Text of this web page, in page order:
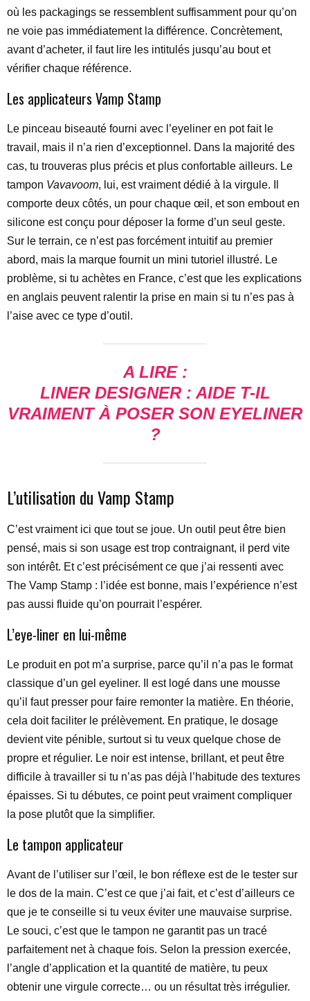
où les packagings se ressemblent suffisamment pour qu’on
ne voie pas immédiatement la différence. Concrètement,
avant d’acheter, il faut lire les intitulés jusqu’au bout et
vérifier chaque référence.
Les applicateurs Vamp Stamp
Le pinceau biseauté fourni avec l’eyeliner en pot fait le
travail, mais il n’a rien d’exceptionnel. Dans la majorité des
cas, tu trouveras plus précis et plus confortable ailleurs. Le
tampon Vavavoom, lui, est vraiment dédié à la virgule. Il
comporte deux côtés, un pour chaque œil, et son embout en
silicone est conçu pour déposer la forme d’un seul geste.
Sur le terrain, ce n’est pas forcément intuitif au premier
abord, mais la marque fournit un mini tutoriel illustré. Le
problème, si tu achètes en France, c’est que les explications
en anglais peuvent ralentir la prise en main si tu n’es pas à
l’aise avec ce type d’outil.
A LIRE :
LINER DESIGNER: AIDE T-IL
VRAIMENT À POSER SON EYELINER
?
L’utilisation du Vamp Stamp
C’est vraiment ici que tout se joue. Un outil peut être bien
pensé, mais si son usage est trop contraignant, il perd vite
son intérêt. Et c’est précisément ce que j’ai ressenti avec
The Vamp Stamp : l’idée est bonne, mais l’expérience n’est
pas aussi fluide qu’on pourrait l’espérer.
L’eye-liner en lui-même
Le produit en pot m’a surprise, parce qu’il n’a pas le format
classique d’un gel eyeliner. Il est logé dans une mousse
qu’il faut presser pour faire remonter la matière. En théorie,
cela doit faciliter le prélèvement. En pratique, le dosage
devient vite pénible, surtout si tu veux quelque chose de
propre et régulier. Le noir est intense, brillant, et peut être
difficile à travailler si tu n’as pas déjà l’habitude des textures
épaisses. Si tu débutes, ce point peut vraiment compliquer
la pose plutôt que la simplifier.
Le tampon applicateur
Avant de l’utiliser sur l’œil, le bon réflexe est de le tester sur
le dos de la main. C’est ce que j’ai fait, et c’est d’ailleurs ce
que je te conseille si tu veux éviter une mauvaise surprise.
Le souci, c’est que le tampon ne garantit pas un tracé
parfaitement net à chaque fois. Selon la pression exercée,
l’angle d’application et la quantité de matière, tu peux
obtenir une virgule correcte… ou un résultat très irrégulier.